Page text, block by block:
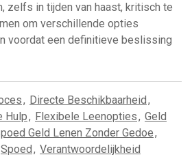
zelfs in tijden van haast, kritisch te
om verschillende opties
voordat een definitieve beslissing
, Directe Beschikbaarheid ,
Hulp, Flexibele Leenopties, Geld
Geld Lenen Zonder Gedoe,
Spoed , Verantwoordelijkheid